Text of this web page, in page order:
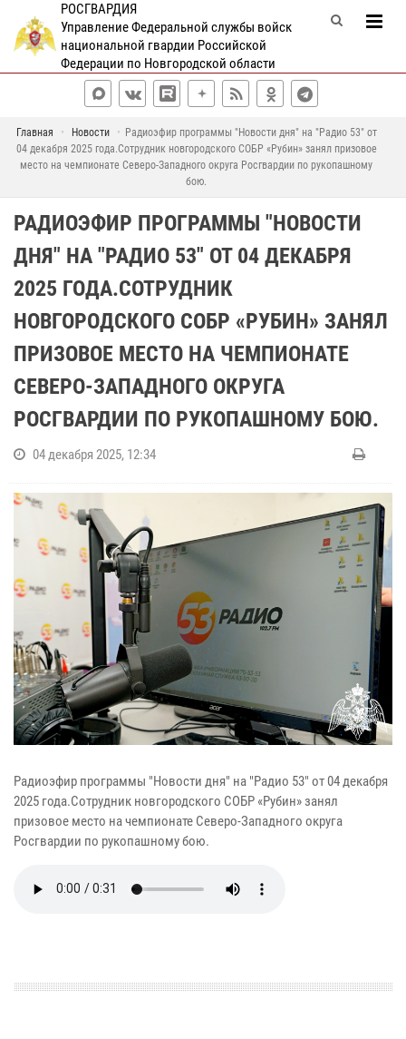
РОСГВАРДИЯ
Управление Федеральной службы войск
национальной гвардии Российской
Федерации по Новгородской области
Главная Новости
Радиоэфир программы "Новости дня" на "Радио 53" от
04 декабря 2025 года.Сотрудник новгородского СОБР «Рубин» занял призовое
место на чемпионате Северо-Западного округа Росгвардии по рукопашному
бою.
РАДИОЭФИР ПРОГРАММЫ "НОВОСТИ
ДНЯ" НА "РАДИО 53" ОТ 04 ДЕКАБРЯ
2025 ГОДА.СОТРУДНИК
НОВГОРОДСКОГО СОБР «РУБИН» ЗАНЯЛ
ПРИЗОВОЕ МЕСТО НА ЧЕМПИОНАТЕ
СЕВЕРО-ЗАПАДНОГО ОКРУГА
РОСГВАРДИИ ПО РУКОПАШНОМУ БОЮ.
04 декабря 2025, 12:34
Радиоэфир программы "Новости дня" на "Радио 53" от 04 декабря
2025 года.Сотрудник новгородского СОБР «Рубин» занял
призовое место на чемпионате Северо-Западного округа
Росгвардии по рукопашному бою.